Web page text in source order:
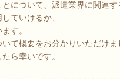
について、派遣業界に関連す
ていけるか、
す。
て概要をお分かりいただけま
ら幸いです。